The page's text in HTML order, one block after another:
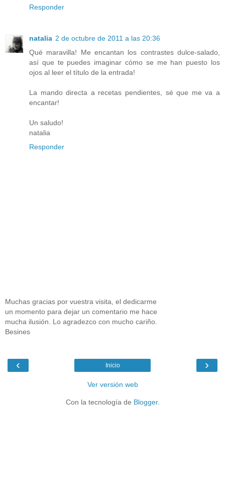
Responder
natalia 2 de octubre de 2011 a las 20:36
Qué maravilla! Me encantan los contrastes dulce-salado,
así que te puedes imaginar cómo se me han puesto los
ojos al leer el título de la entrada!
La mando directa a recetas pendientes, sé que me va a
encantar!
Un saludo!
natalia
Responder
Muchas gracias por vuestra visita, el dedicarme
un momento para dejar un comentario me hace
mucha ilusión. Lo agradezco con mucho cariño.
Besines
‹ ›
Inicio
Ver versión web
Con la tecnología de Blogger.